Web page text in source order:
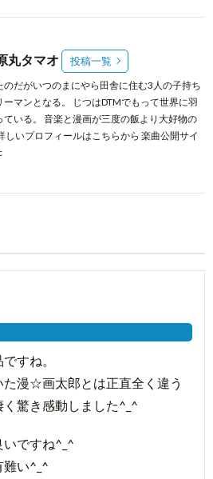
丸タマオ 投稿一覧
のだがいつのまにやら田舎に住む3人の子持ち
マンとなる。 じつはDTMでもって世界に羽
ている。 音楽と漫画が三度の飯より大好物の
しいプロフィールは こちらから 楽曲公開サイ
すね。
漫☆画太郎とは正直全く違う
驚き感動しました^_^
いですね^_^
難い^_^